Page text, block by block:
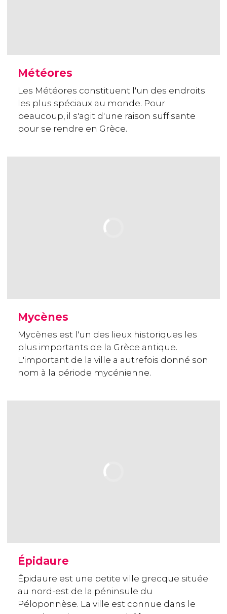
Météores
Les Météores constituent l'un des endroits
les plus spéciaux au monde. Pour
beaucoup, il s'agit d'une raison suffisante
pour se rendre en Grèce.
Mycènes
Mycènes est l'un des lieux historiques les
plus importants de la Grèce antique.
L'important de la ville a autrefois donné son
nom à la période mycénienne.
Épidaure
Épidaure est une petite ville grecque située
au nord-est de la péninsule du
Péloponnèse. La ville est connue dans le